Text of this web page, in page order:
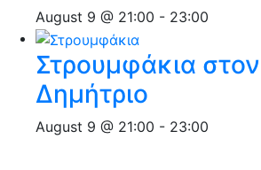
August 9 @ 21:00 - 23:00
Στρουμφάκια
Δημήτριο
August 9 @ 21:00 - 23:00